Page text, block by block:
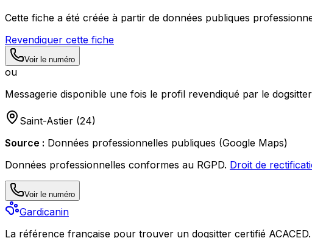
Cette fiche a été créée à partir de données publiques
Revendiquer cette fiche
Voir le numéro
ou
Messagerie disponible une fois le profil revendiqué par le dogsitter
Saint-Astier (24)
Source : Données professionnelles publiques (Google Maps)
Données professionnelles conformes au RGPD. Droit de
Voir le numéro
Gardicanin
La référence française pour trouver un dogsitter certifié